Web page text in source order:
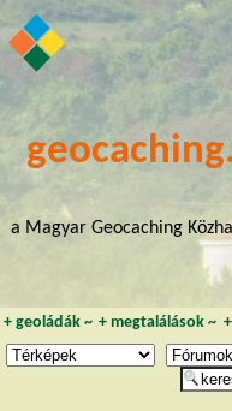
a Magyar Geocaching
+ geoládák~ +megtalálások ~ +